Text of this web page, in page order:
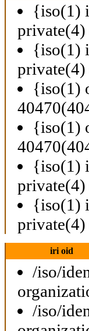
{iso(1)
{iso(1)
{iso(1)
{iso(1)
{iso(1)
{iso(1)
iri oid
/iso/
/iso/